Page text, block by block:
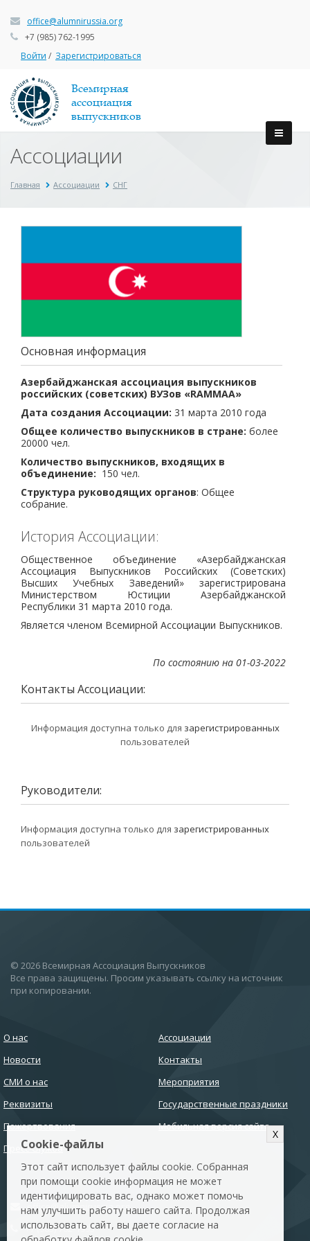
office@alumnirussia.org
+7 (985) 762-1995
Войти / Зарегистрироваться
Всемирная
ассоциация
выпускников
Ассоциации
Главная Ассоциации СНГ
Основная информация
Азербайджанская ассоциация выпускников
российских (советских) ВУЗов «RAMMAA»
Дата создания Ассоциации: 31 марта 2010 года
Общее количество выпускников в стране: более
20000 чел.
Количество выпускников, входящих в
объединение: 150 чел.
Структура руководящих органов: Общее
собрание.
История Ассоциации:
Общественное объединение «Азербайджанская
Ассоциация Выпускников Российских (Советских)
Высших Учебных Заведений» зарегистрирована
Министерством Юстиции Азербайджанской
Республики 31 марта 2010 года.
Является членом Всемирной Ассоциации Выпускников.
По состоянию на 01-03-2022
Контакты Ассоциации:
Информация доступна только для зарегистрированных
пользователей
Руководители:
Информация доступна только для зарегистрированных
пользователей
© 2026 Всемирная Ассоциация Выпускников
Все права защищены. Просим указывать ссылку на источник
при копировании.
О нас
Новости
СМИ о нас
Ассоциации
Контакты
Мероприятия
Реквизиты
Пожертвования
Пресс-служба
Государственные праздники
Мобильная версия сайта
office@alumnirussia.org
+7 (985) 762-1995
Cookie-файлы
X
Этот сайт использует файлы cookie. Собранная
при помощи cookie информация не может
идентифицировать вас, однако может помочь
нам улучшить работу нашего сайта. Продолжая
использовать сайт, вы даете согласие на